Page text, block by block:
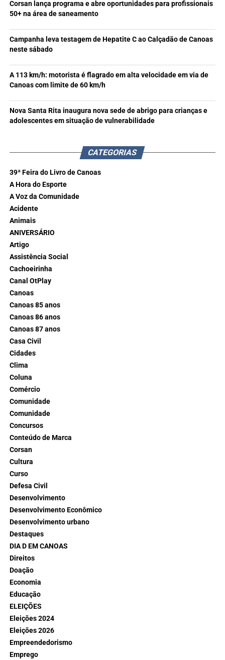
Corsan lança programa e abre oportunidades para profissionais
50+ na área de saneamento
Campanha leva testagem de Hepatite C ao Calçadão de Canoas
neste sábado
A 113 km/h: motorista é flagrado em alta velocidade em via de
Canoas com limite de 60 km/h
Nova Santa Rita inaugura nova sede de abrigo para crianças e
adolescentes em situação de vulnerabilidade
CATEGORIAS
39ª Feira do Livro de Canoas
A Hora do Esporte
A Voz da Comunidade
Acidente
Animais
ANIVERSÁRIO
Artigo
Assistência Social
Cachoeirinha
Canal OtPlay
Canoas
Canoas 85 anos
Canoas 86 anos
Canoas 87 anos
Casa Civil
Cidades
Clima
Coluna
Comércio
Comunidade
Comunidade
Concursos
Conteúdo de Marca
Corsan
Cultura
Curso
Defesa Civil
Desenvolvimento
Desenvolvimento Econômico
Desenvolvimento urbano
Destaques
DIA D EM CANOAS
Direitos
Doação
Economia
Educação
ELEIÇÕES
Eleições 2024
Eleições 2026
Empreendedorismo
Emprego